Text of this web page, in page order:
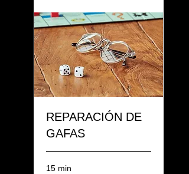
REPARACIÓN DE
GAFAS
15 min